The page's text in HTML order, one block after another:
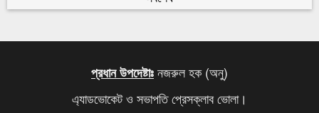
মেজর হাফিজের দ্বিগুণ তার স্ত্রীর সম্পদ
খালেদা জিয়ার সমাধিতে শ্রদ্ধা জানাতে আজও মানুষের ঢল
প্রধান উপদেষ্টাঃনজরুল হক (অনু)
এ্যাডভোকেট ও সভাপতি প্রেসক্লাব ভোলা।